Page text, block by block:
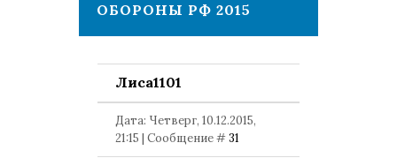
ОБОРОНЫ РФ 2015
Лиса1101
Дата: Четверг, 10.12.2015,
21:15 | Сообщение #31